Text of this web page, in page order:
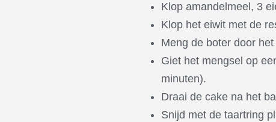
Klop amandelmeel, 3
Klop het eiwit met de
Meng de boter door
Giet het mengsel op
minuten).
Draai de cake na het
Snijd met de taartring